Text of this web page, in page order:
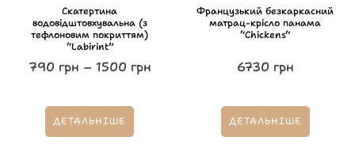
Скатертина
водовідштовхувальна (з
тефлоновим покриттям)
“Labirint”
790 грн – 1500 грн
ДЕТАЛЬНІШЕ
Французький безкаркасний
матрац-крісло панама
“Chickens”
6730 грн
ДЕТАЛЬНІШЕ